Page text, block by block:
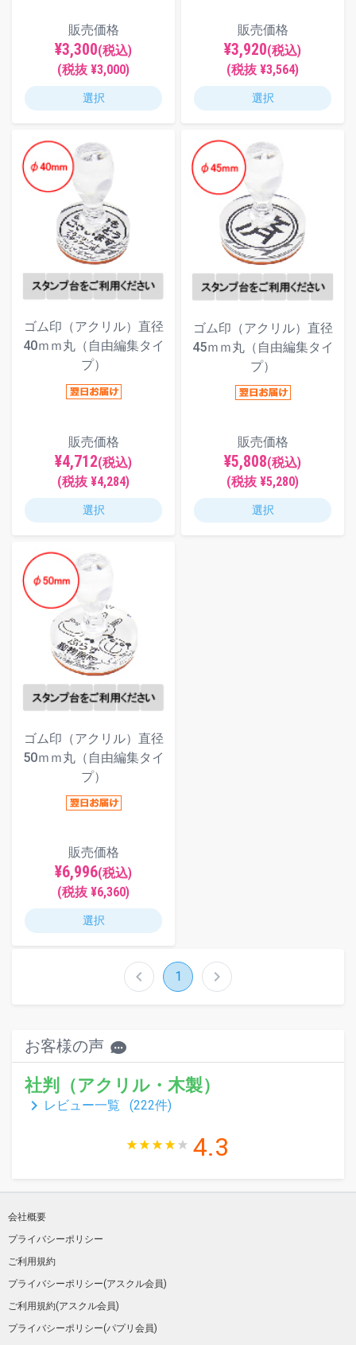
販売価格
¥3,300(税込)
(税抜 ¥3,000)
選択
販売価格
¥3,920(税込)
(税抜 ¥3,564)
選択
ゴム印（アクリル）直径
40ｍｍ丸（自由編集タイ
プ）
販売価格
¥4,712(税込)
(税抜 ¥4,284)
選択
ゴム印（アクリル）直径
45ｍｍ丸（自由編集タイ
プ）
販売価格
¥5,808(税込)
(税抜 ¥5,280)
選択
ゴム印（アクリル）直径
50ｍｍ丸（自由編集タイ
プ）
販売価格
¥6,996(税込)
(税抜 ¥6,360)
選択
chevron_left 1 chevron_right
お客様の声
社判（アクリル・木製）
keyboard_arrow_right レビュー一覧 (222件)
4.3
会社概要
プライバシーポリシー
ご利用規約
プライバシーポリシー(アスクル会員)
ご利用規約(アスクル会員)
プライバシーポリシー(パプリ会員)